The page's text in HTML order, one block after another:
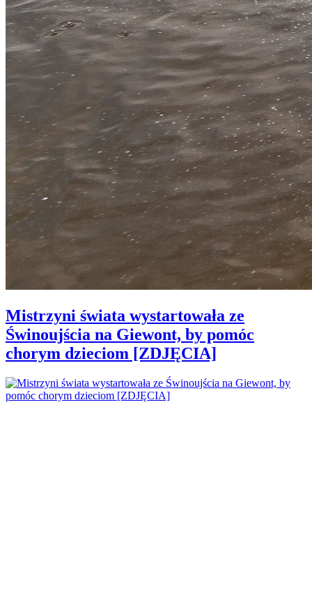
Mistrzyni świata wystartowała ze
Świnoujścia na Giewont, by pomóc
chorym dzieciom [ZDJĘCIA]